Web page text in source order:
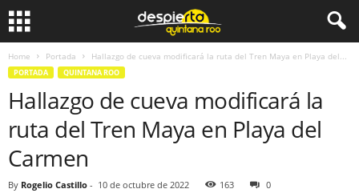
Home Portada Hallazgo de cueva modificará la ruta del Tren Maya en Playa del...
PORTADA QUINTANA ROO
Hallazgo de cueva modificará la
ruta del Tren Maya en Playa del
Carmen
By Rogelio Castillo - 10 de octubre de 2022 163 0